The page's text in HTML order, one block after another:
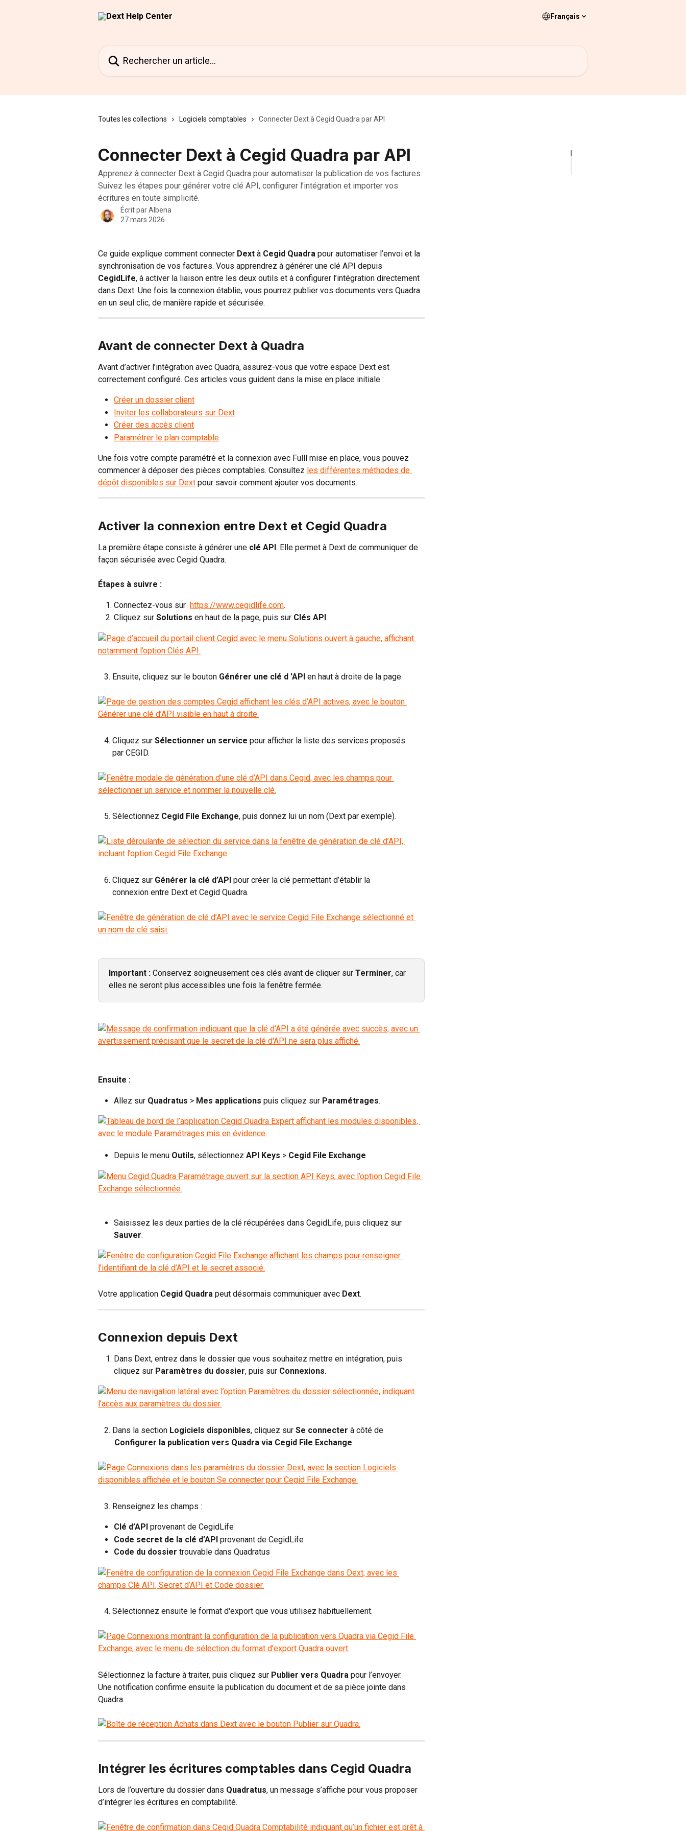
Français
Toutes les collections Logiciels comptables Connecter Dext à Cegid Quadra par API
Connecter Dext à Cegid Quadra par API
Apprenez à connecter Dext à Cegid Quadra pour automatiser la publication de vos factures.
Suivez les étapes pour générer votre clé API, configurer l’intégration et importer vos
écritures en toute simplicité.
Écrit parAlbena
27 mars 2026
Ce guide explique comment connecter Dext à Cegid Quadra pour automatiser l’envoi et la
synchronisation de vos factures. Vous apprendrez à générer une clé API depuis
CegidLife, à activer la liaison entre les deux outils et à configurer l’intégration directement
dans Dext. Une fois la connexion établie, vous pourrez publier vos documents vers Quadra
en un seul clic, de manière rapide et sécurisée.
Avant de connecter Dext à Quadra
Avant d’activer l’intégration avec Quadra, assurez-vous que votre espace Dext est
correctement configuré. Ces articles vous guident dans la mise en place initiale :
Créer un dossier client
Inviter les collaborateurs sur Dext
Créer des accès client
Paramétrer le plan comptable
Une fois votre compte paramétré et la connexion avec Fulll mise en place, vous pouvez
commencer à déposer des pièces comptables. Consultez les différentes méthodes de
dépôt disponibles sur Dext pour savoir comment ajouter vos documents.
Activer la connexion entre Dext et Cegid Quadra
La première étape consiste à générer une clé API. Elle permet à Dext de communiquer de
façon sécurisée avec Cegid Quadra.
Étapes à suivre :
Connectez-vous sur https://www.cegidlife.com.
Cliquez sur Solutions en haut de la page, puis sur Clés API .
   3. Ensuite, cliquez sur le bouton
Générer une clé d 'API en haut à droite de la page.
   4. Cliquez sur
Sélectionner un service pour afficher la liste des services proposés
       par CEGID.
   5. Sélectionnez
Cegid File Exchange, puis donnez lui un nom (Dext par exemple).
   6. Cliquez sur
Générer la clé d’API pour créer la clé permettant d’établir la
       connexion entre Dext et Cegid Quadra.
Important : Conservez soigneusement ces clés avant de cliquer sur Terminer, car
elles ne seront plus accessibles une fois la fenêtre fermée.
Ensuite :
Allez sur Quadratus > Mes applications puis cliquez sur Paramétrages.
Depuis le menu Outils, sélectionnez API Keys > Cegid File Exchange
Saisissez les deux parties de la clé récupérées dans CegidLife, puis cliquez sur
Sauver.
Votre application Cegid Quadra peut désormais communiquer avec Dext.
Connexion depuis Dext
Dans Dext, entrez dans le dossier que vous souhaitez mettre en intégration, puis
cliquez sur Paramètres du dossier, puis sur Connexions.
   2. Dans la section
Logiciels disponibles, cliquez sur Se connecter à côté de
        Configurer la publication vers Quadra via Cegid File Exchange
.
   3. Renseignez les champs :
Clé d’API provenant de CegidLife
Code secret de la clé d’API provenant de CegidLife
Code du dossier trouvable dans Quadratus
   4. Sélectionnez ensuite le format d'export que vous utilisez habituellement.
Sélectionnez la facture à traiter, puis cliquez sur Publier vers Quadra pour l’envoyer.
Une notification confirme ensuite la publication du document et de sa pièce jointe dans
Quadra.
Intégrer les écritures comptables dans Cegid Quadra
Lors de l’ouverture du dossier dans Quadratus, un message s’affiche pour vous proposer
d’intégrer les écritures en comptabilité.